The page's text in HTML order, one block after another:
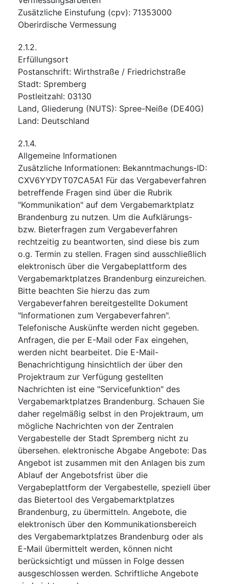
Zusätzliche Einstufung (cpv): 71353000
Oberirdische Vermessung
2.1.2.
Erfüllungsort
Postanschrift: Wirthstraße / Friedrichstraße
Stadt: Spremberg
Postleitzahl: 03130
Land, Gliederung (NUTS): Spree-Neiße (DE40G)
Land: Deutschland
2.1.4.
Allgemeine Informationen
Zusätzliche Informationen: Bekanntmachungs-ID:
CXV6YYDYT07CA5A1 Für das Vergabeverfahren
betreffende Fragen sind über die Rubrik
"Kommunikation" auf dem Vergabemarktplatz
Brandenburg zu nutzen. Um die Aufklärungs-
bzw. Bieterfragen zum Vergabeverfahren
rechtzeitig zu beantworten, sind diese bis zum
o.g. Termin zu stellen. Fragen sind ausschließlich
elektronisch über die Vergabeplattform des
Vergabemarktplatzes Brandenburg einzureichen.
Bitte beachten Sie hierzu das zum
Vergabeverfahren bereitgestellte Dokument
"Informationen zum Vergabeverfahren".
Telefonische Auskünfte werden nicht gegeben.
Anfragen, die per E-Mail oder Fax eingehen,
werden nicht bearbeitet. Die E-Mail-
Benachrichtigung hinsichtlich der über den
Projektraum zur Verfügung gestellten
Nachrichten ist eine "Servicefunktion" des
Vergabemarktplatzes Brandenburg. Schauen Sie
daher regelmäßig selbst in den Projektraum, um
mögliche Nachrichten von der Zentralen
Vergabestelle der Stadt Spremberg nicht zu
übersehen. elektronische Abgabe Angebote: Das
Angebot ist zusammen mit den Anlagen bis zum
Ablauf der Angebotsfrist über die
Vergabeplattform der Vergabestelle, speziell über
das Bietertool des Vergabemarktplatzes
Brandenburg, zu übermitteln. Angebote, die
elektronisch über den Kommunikationsbereich
des Vergabemarktplatzes Brandenburg oder als
E-Mail übermittelt werden, können nicht
berücksichtigt und müssen in Folge dessen
ausgeschlossen werden. Schriftliche Angebote